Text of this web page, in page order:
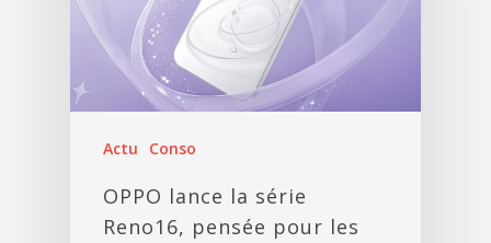
Actu Conso
OPPO lance la série
Reno16, pensée pour les